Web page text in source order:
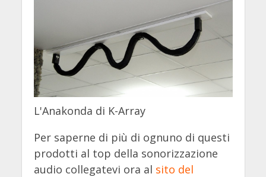
L'Anakonda di K-Array
Per saperne di più di ognuno di questi
prodotti al top della sonorizzazione
audio collegatevi ora al sito del